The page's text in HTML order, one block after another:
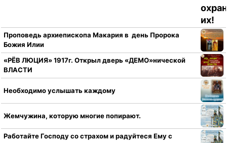
Проповедь архиепископа Макария в день Пророка
Божия Илии
«РЁВ ЛЮЦИЯ» 1917г. Открыл дверь «ДЕМО»нической
ВЛАСТИ
Необходимо услышать каждому
Жемчужина, которую многие попирают.
Работайте Господу со страхом и радуйтеся Ему с